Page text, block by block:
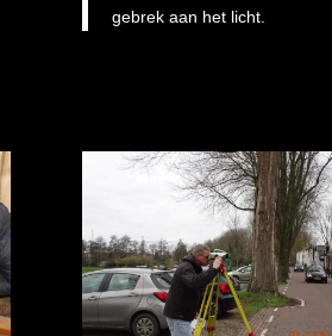
gebrek aan het licht.